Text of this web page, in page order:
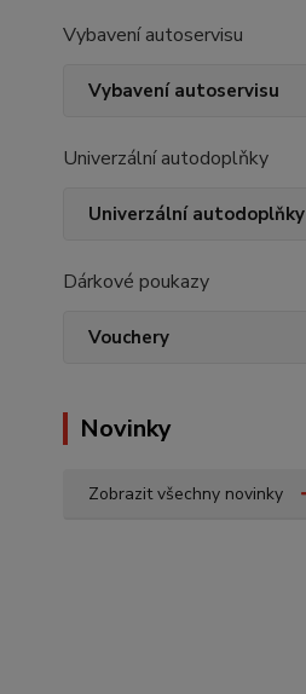
Vybavení autoservisu
Vybavení autoservisu
Univerzální autodoplňky
Univerzální autodoplňky
Dárkové poukazy
Vouchery
Novinky
Zobrazit všechny novinky